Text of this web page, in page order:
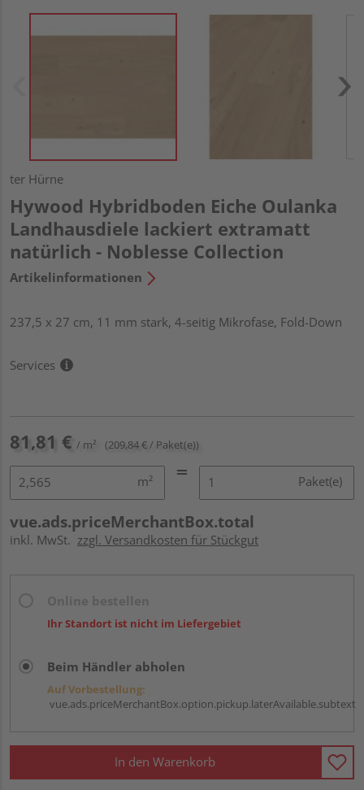
ter Hürne
Hywood Hybridboden Eiche Oulanka
Landhausdiele lackiert extramatt
natürlich - Noblesse Collection
Artikelinformationen
237,5 x 27 cm, 11 mm stark, 4-seitig Mikrofase, Fold-Down
Services
81,81 € / m² (209,84 € / Paket(e))
m² Paket(e)
vue.ads.priceMerchantBox.total
inkl. MwSt. zzgl. Versandkosten für Stückgut
Ihr Standort ist nicht im Liefergebiet
Beim Händler abholen
Auf Vorbestellung:
vue.ads.priceMerchantBox.option.pickup.laterAvailable.subtext
In den Warenkorb